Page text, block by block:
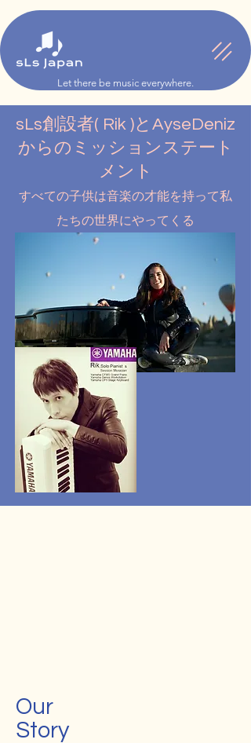
Let there be music everywhere.
sLs創設者( Rik )とAyseDeniz
からのミッションステート
メント
すべての子供は音楽の才能を持って私
たちの世界にやってくる
Our
Story